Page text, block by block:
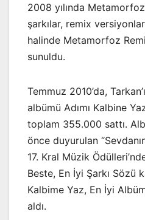
2008 yılında
şarkılar, remix
halinde Metamorfoz
sunuldu.
Temmuz 2010’da,
albümü Adımı Kalbine
toplam 355.000 sattı.
önce duyurulan
17. Kral Müzik
Beste, En İyi Şarkı Sözü
Kalbime Yaz, En İyi
aldı.